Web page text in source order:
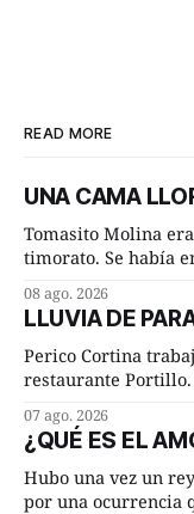
READ MORE
UNA CAMA
Tomasito Molina
timorato. Se había
ambos les iba de
discrepancia en un
Lucía Arriate
08 ago. 2026
LLUVIA DE
Perico Cortina
restaurante
cuarto de hora andando a
terminada su
morada cundo
07 ago. 2026
¿QUÉ ES EL
Hubo una vez un
por una ocurrencia